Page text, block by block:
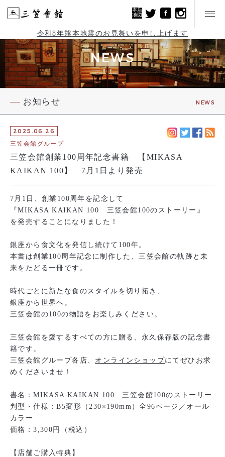
本店
地図
令和8年熊本地震のお見舞いを申し上げます
NEWS
お知らせ NEWS
2025.06.26
三笠会館グループ
三笠会館創業100周年記念書籍 【MIKASA
KAIKAN 100】 7月1日より発売
7月1日、創業100周年を記念して
『MIKASA KAIKAN 100 三笠会館100のストーリー』
を発売することになりました！
銀座から食文化を発信し続けて100年。
本書は創業100周年記念に制作した、三笠会館の軌跡と未
来をたどる一冊です。
時代ごとに新たな食のスタイルを切り拓き、
銀座から世界へ。
三笠会館の100の物語をお楽しみください。
三笠会館を愛するすべての方に贈る、永久保存版の記念書
籍です。
三笠会館グループ各店、 オンラインショップにてぜひお求
めくださいませ！
書名：MIKASA KAIKAN 100 三笠会館100のストーリー
判型・仕様：B5変形（230×190mm）全96ページ／オール
カラー
価格：3,300円（税込）
【店舗ご購入特典】